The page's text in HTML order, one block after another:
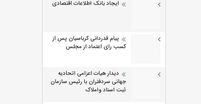
ایجاد بانک اطلاعات اقتصادی
پیام قدردانی کرباسیان پس از
کسب رای اعتماد از مجلس
دیدار هیات اعزامی اتحادیه
جهانی سردفتران با رئیس سازمان
ثبت اسناد واملاک